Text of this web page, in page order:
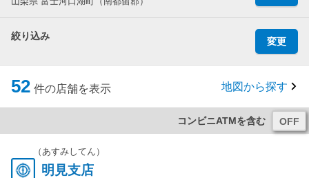
絞り込み 変更
52 件の店舗を表示 地図から探す
コンビニATMを含む
（あすみしてん）
明見支店